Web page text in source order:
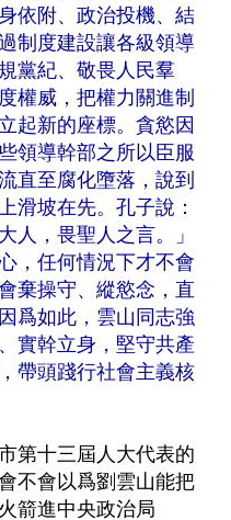
依附、政治投機、結
制度建設讓各級領導
黨紀、敬畏人民羣
權威，把權力關進制
起新的座標。貪慾因
領導幹部之所以臣服
直至腐化墮落，說到
滑坡在先。孔子說：
人，畏聖人之言。」
，任何情況下才不會
棄操守、縱慾念，直
爲如此，雲山同志強
實幹立身，堅守共產
帶頭踐行社會主義核
第十三屆人大代表的
不會以爲劉雲山能把
箭進中央政治局